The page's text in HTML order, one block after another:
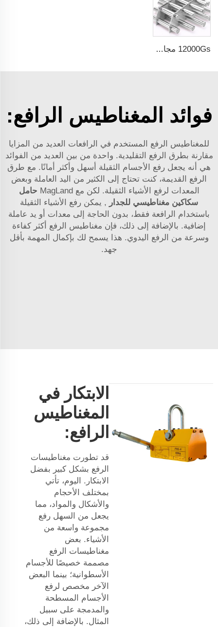
12000Gs مجال سطحي مغناطيسي مرشح من الفولاذ المقاوم للصدأ المصقول
فوائد المغناطيس الرافع:
للمغناطيس الرفع المستخدم في الرافعات العديد من المزايا
مقارنة بطرق الرفع التقليدية. واحدة من بين العديد من الفوائد
هي أنه يجعل رفع الأجسام الثقيلة أسهل وأكثر أمانًا. مع طرق
الرفع القديمة، كنت تحتاج إلى الكثير من اليد العاملة وبعض
المعدات لرفع الأشياء الثقيلة. لكن مع MagLand
حامل
سكاكين مغناطيسي للجدار , يمكن رفع الأشياء الثقيلة
باستخدام الرافعة فقط، بدون الحاجة إلى معدات أو يد عاملة
إضافية. بالإضافة إلى ذلك، فإن مغناطيس الرفع أكثر كفاءة
وسرعة من الرفع اليدوي. هذا يسمح لك بإكمال المهمة بأقل
جهد.
الابتكار في
المغناطيس
الرافع:
قد تطورت مغناطيسات
الرفع بشكل كبير بفضل
الابتكار. اليوم، تأتي
بمختلف الأحجام
والأشكال والمواد، مما
يجعل من السهل رفع
مجموعة واسعة من
الأشياء. بعض
مغناطيسات الرفع
مصممة خصيصًا للأجسام
الأسطوانية؛ بينما البعض
الآخر مخصص لرفع
الأجسام المسطحة
والمدمجة على سبيل
المثال. بالإضافة إلى ذلك،